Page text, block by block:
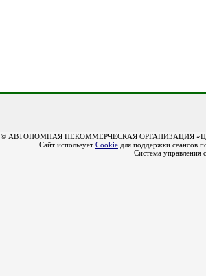
© АВТОНОМНАЯ НЕКОММЕРЧЕСКАЯ ОРГАНИЗАЦИЯ
Сайт использует Cookie для поддержки сеансов
Система управления